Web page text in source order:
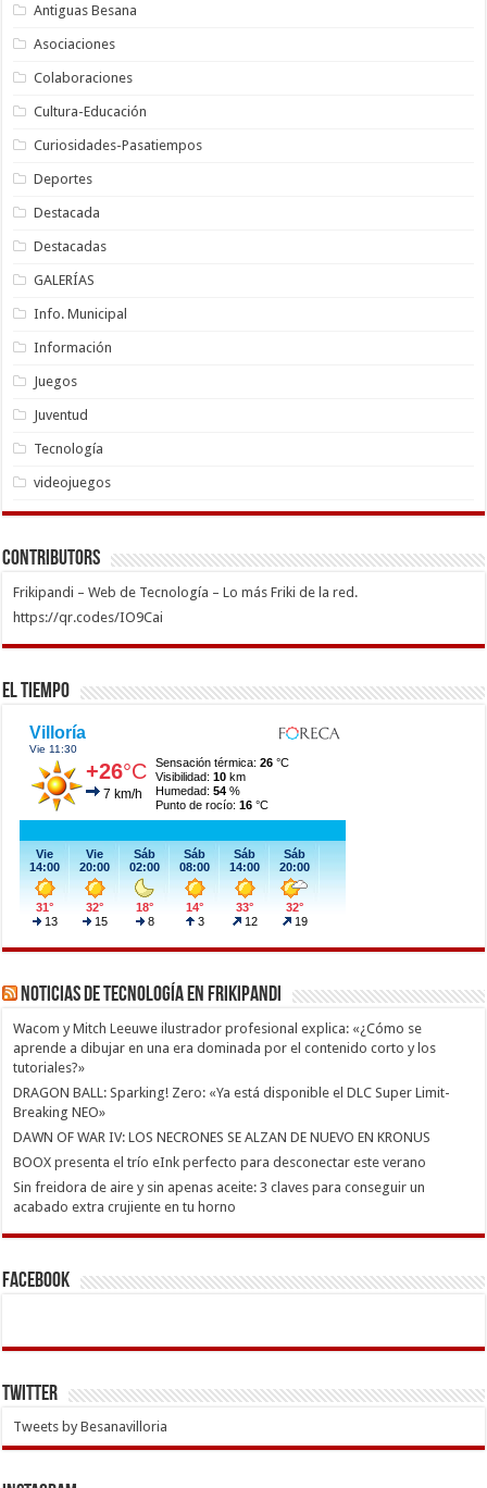
Antiguas Besana
Asociaciones
Colaboraciones
Cultura-Educación
Curiosidades-Pasatiempos
Deportes
Destacada
Destacadas
GALERÍAS
Info. Municipal
Información
Juegos
Juventud
Tecnología
videojuegos
Contributors
Frikipandi – Web de Tecnología – Lo más Friki de la red.
https://qr.codes/IO9Cai
El Tiempo
Noticias de Tecnología en Frikipandi
Wacom y Mitch Leeuwe ilustrador profesional explica: «¿Cómo se
aprende a dibujar en una era dominada por el contenido corto y los
tutoriales?»
DRAGON BALL: Sparking! Zero: «Ya está disponible el DLC Super Limit-
Breaking NEO»
DAWN OF WAR IV: LOS NECRONES SE ALZAN DE NUEVO EN KRONUS
BOOX presenta el trío eInk perfecto para desconectar este verano
Sin freidora de aire y sin apenas aceite: 3 claves para conseguir un
acabado extra crujiente en tu horno
Facebook
Twitter
Tweets by Besanavilloria